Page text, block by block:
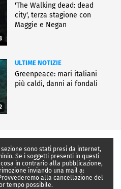
'The Walking dead: dead
city', terza stagione con
Maggie e Negan
ULTIME NOTIZIE
Greenpeace: mari italiani
più caldi, danni ai fondali
sono stati presi da internet,
Se i soggetti presenti in questi
in contrario alla pubblicazione,
inviando una mail a:
alla cancellazione del
tempo possibile.